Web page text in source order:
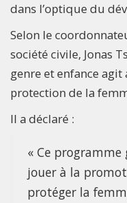
dans l’optique du
Selon le
société civile, Jonas
genre et enfance
protection de la
Il a déclaré :
« Ce
jouer à la
protéger la